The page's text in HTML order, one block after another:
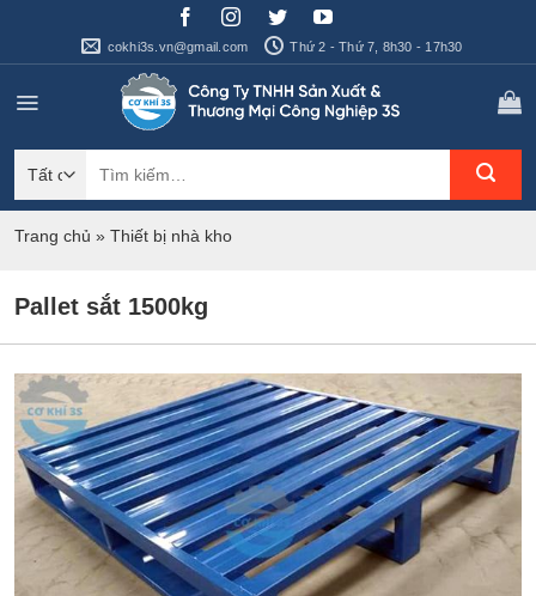
cokhi3s.vn@gmail.com Thứ 2 - Thứ 7, 8h30 - 17h30
kiếm:
Trang chủ » Thiết bị nhà kho
Pallet sắt 1500kg